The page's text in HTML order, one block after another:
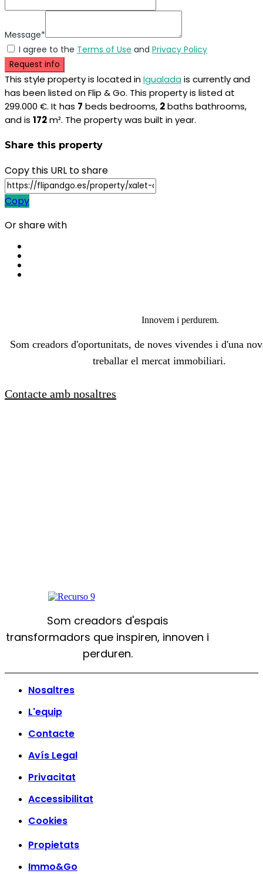
Message*
I agree to the Terms of Use and Privacy Policy
Request info
This style property is located inIgualada is currently and
has been listed on Flip & Go. This property is listed at
299.000 €. It has 7 beds bedrooms, 2baths bathrooms,
and is 172m². The property was built in year.
Share this property
Copy this URL to share
Copy
Or share with
Innovem i perdurem.
Som creadors d'oportunitats, de noves vivendes i d'una
treballar el mercat immobiliari.
Contacte amb nosaltres
Som creadors d'espais
transformadors que inspiren, innoven i
perduren.
Nosaltres
L'equip
Contacte
Avís Legal
Privacitat
Accessibilitat
Cookies
Propietats
Immo&Go